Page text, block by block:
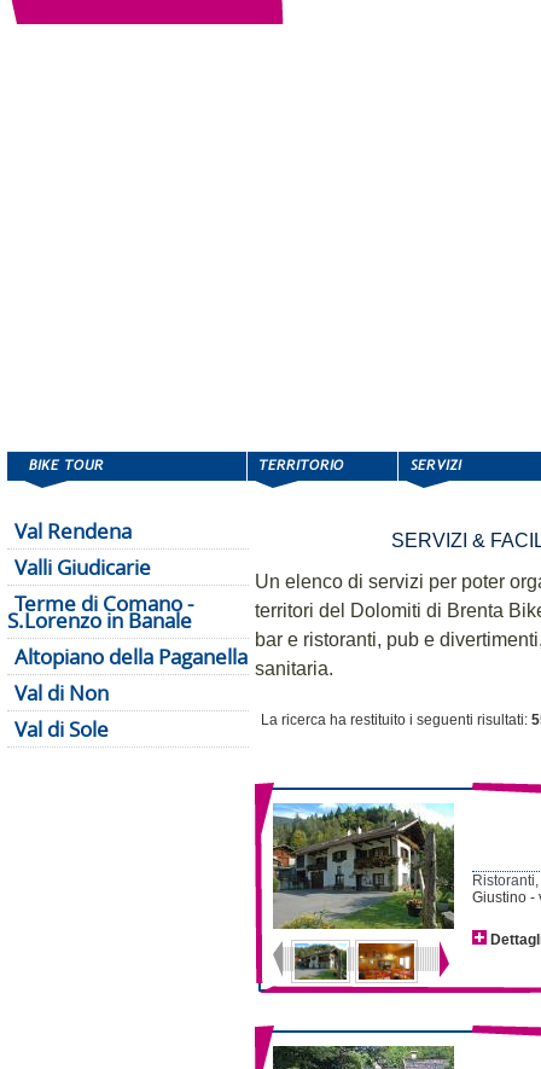
Val Rendena
Valli Giudicarie
Terme di Comano -
S.Lorenzo in Banale
Altopiano della Paganella
Val di Non
Val di Sole
SERVIZI &
Un elenco di servizi per poter
territori del Dolomiti di Brenta
bar e ristoranti, pub e
sanitaria.
La ricerca ha restituito i seguenti risultati:
Giustino -